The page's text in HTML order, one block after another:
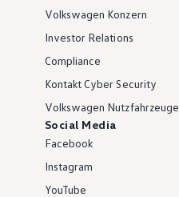
Volkswagen Konzern
Investor Relations
Compliance
Kontakt Cyber Security
Volkswagen Nutzfahrzeuge
Social Media
Facebook
Instagram
YouTube